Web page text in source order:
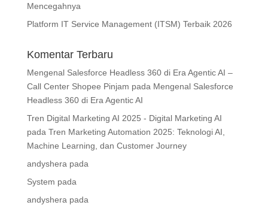
Mencegahnya
Platform IT Service Management (ITSM) Terbaik 2026
Komentar Terbaru
Mengenal Salesforce Headless 360 di Era Agentic AI –
Call Center Shopee Pinjam pada Mengenal Salesforce
Headless 360 di Era Agentic AI
Tren Digital Marketing AI 2025 - Digital Marketing AI
pada Tren Marketing Automation 2025: Teknologi AI,
Machine Learning, dan Customer Journey
andyshera pada
System pada
andyshera pada